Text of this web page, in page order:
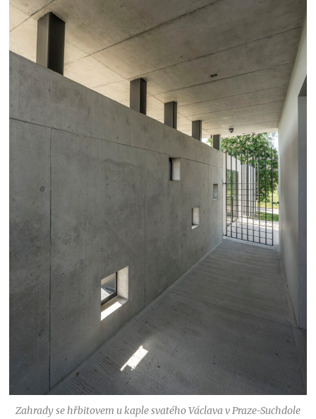
Zahrady se hřbitovem u kaple svatého Václava v Praze-Suchdole